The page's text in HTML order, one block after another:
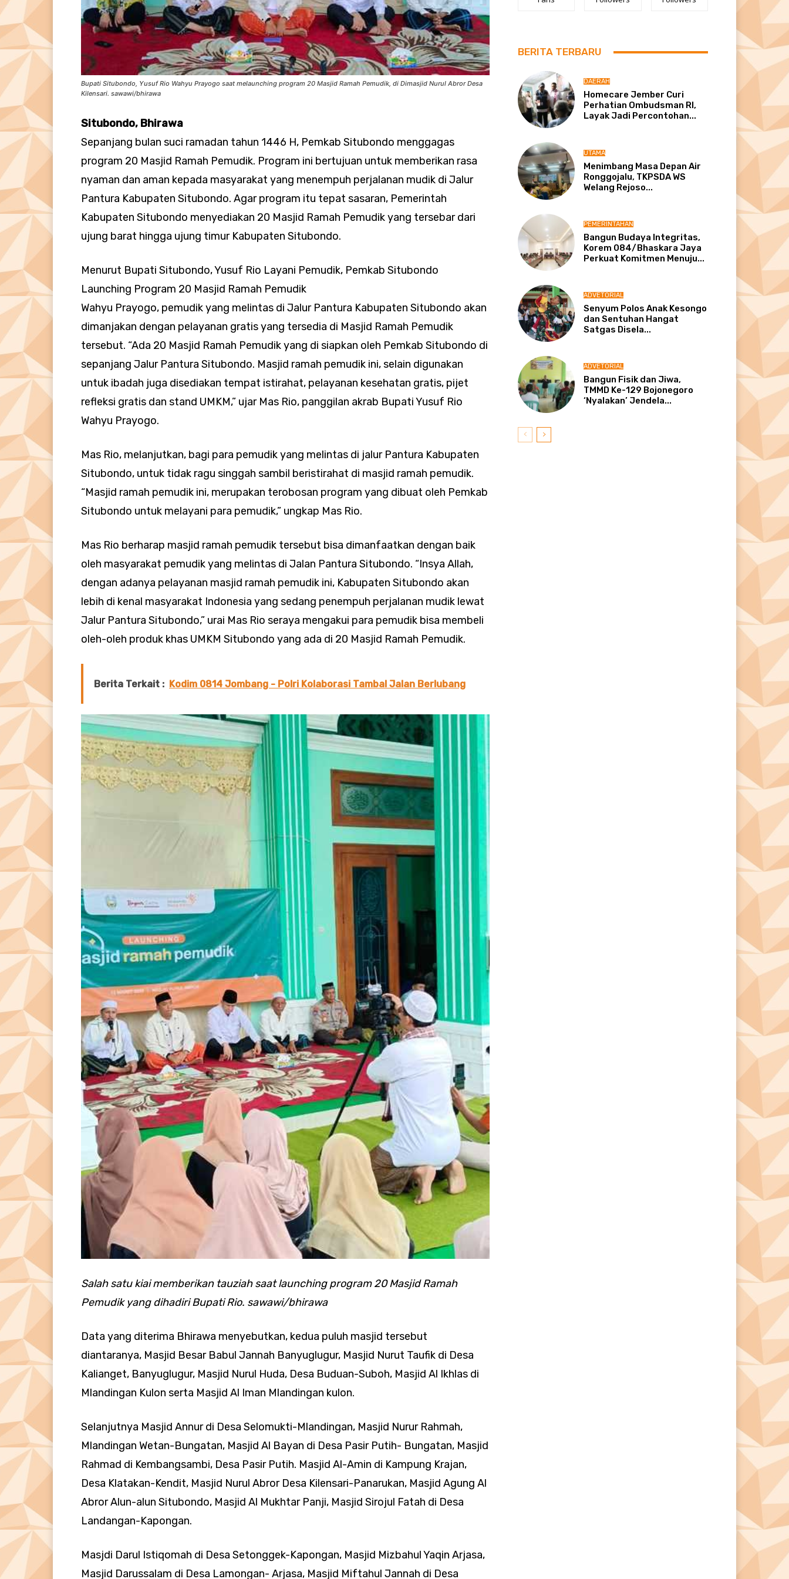
Bupati Situbondo, Yusuf Rio Wahyu Prayogo saat melaunching program 20 Masjid Ramah Pemudik, di Dimasjid Nurul Abror Desa
Kilensari. sawawi/bhirawa
Situbondo, Bhirawa
Sepanjang bulan suci ramadan tahun 1446 H, Pemkab Situbondo menggagas
program 20 Masjid Ramah Pemudik. Program ini bertujuan untuk memberikan rasa
nyaman dan aman kepada masyarakat yang menempuh perjalanan mudik di Jalur
Pantura Kabupaten Situbondo. Agar program itu tepat sasaran, Pemerintah
Kabupaten Situbondo menyediakan 20 Masjid Ramah Pemudik yang tersebar dari
ujung barat hingga ujung timur Kabupaten Situbondo.
Menurut Bupati Situbondo, Yusuf Rio Layani Pemudik, Pemkab Situbondo
Launching Program 20 Masjid Ramah Pemudik
Wahyu Prayogo, pemudik yang melintas di Jalur Pantura Kabupaten Situbondo akan
dimanjakan dengan pelayanan gratis yang tersedia di Masjid Ramah Pemudik
tersebut. “Ada 20 Masjid Ramah Pemudik yang di siapkan oleh Pemkab Situbondo di
sepanjang Jalur Pantura Situbondo. Masjid ramah pemudik ini, selain digunakan
untuk ibadah juga disediakan tempat istirahat, pelayanan kesehatan gratis, pijet
refleksi gratis dan stand UMKM,” ujar Mas Rio, panggilan akrab Bupati Yusuf Rio
Wahyu Prayogo.
Mas Rio, melanjutkan, bagi para pemudik yang melintas di jalur Pantura Kabupaten
Situbondo, untuk tidak ragu singgah sambil beristirahat di masjid ramah pemudik.
“Masjid ramah pemudik ini, merupakan terobosan program yang dibuat oleh Pemkab
Situbondo untuk melayani para pemudik,” ungkap Mas Rio.
Mas Rio berharap masjid ramah pemudik tersebut bisa dimanfaatkan dengan baik
oleh masyarakat pemudik yang melintas di Jalan Pantura Situbondo. “Insya Allah,
dengan adanya pelayanan masjid ramah pemudik ini, Kabupaten Situbondo akan
lebih di kenal masyarakat Indonesia yang sedang penempuh perjalanan mudik lewat
Jalur Pantura Situbondo,” urai Mas Rio seraya mengakui para pemudik bisa membeli
oleh-oleh produk khas UMKM Situbondo yang ada di 20 Masjid Ramah Pemudik.
Berita Terkait : Kodim 0814 Jombang - Polri Kolaborasi Tambal Jalan Berlubang
Salah satu kiai memberikan tauziah saat launching program 20 Masjid Ramah
Pemudik yang dihadiri Bupati Rio. sawawi/bhirawa
Data yang diterima Bhirawa menyebutkan, kedua puluh masjid tersebut
diantaranya, Masjid Besar Babul Jannah Banyuglugur, Masjid Nurut Taufik di Desa
Kalianget, Banyuglugur, Masjid Nurul Huda, Desa Buduan-Suboh, Masjid Al Ikhlas di
Mlandingan Kulon serta Masjid Al Iman Mlandingan kulon.
Selanjutnya Masjid Annur di Desa Selomukti-Mlandingan, Masjid Nurur Rahmah,
Mlandingan Wetan-Bungatan, Masjid Al Bayan di Desa Pasir Putih- Bungatan, Masjid
Rahmad di Kembangsambi, Desa Pasir Putih. Masjid Al-Amin di Kampung Krajan,
Desa Klatakan-Kendit, Masjid Nurul Abror Desa Kilensari-Panarukan, Masjid Agung Al
Abror Alun-alun Situbondo, Masjid Al Mukhtar Panji, Masjid Sirojul Fatah di Desa
Landangan-Kapongan.
Masjdi Darul Istiqomah di Desa Setonggek-Kapongan, Masjid Mizbahul Yaqin Arjasa,
Masjid Darussalam di Desa Lamongan- Arjasa, Masjid Miftahul Jannah di Desa
BERITA TERBARU
DAERAH
Homecare Jember Curi
Perhatian Ombudsman RI,
Layak Jadi Percontohan...
UTAMA
Menimbang Masa Depan Air
Ronggojalu, TKPSDA WS
Welang Rejoso...
PEMERINTAHAN
Bangun Budaya Integritas,
Korem 084/Bhaskara Jaya
Perkuat Komitmen Menuju...
ADVETORIAL
Senyum Polos Anak Kesongo
dan Sentuhan Hangat
Satgas Disela...
ADVETORIAL
Bangun Fisik dan Jiwa,
TMMD Ke-129 Bojonegoro
‘Nyalakan’ Jendela...